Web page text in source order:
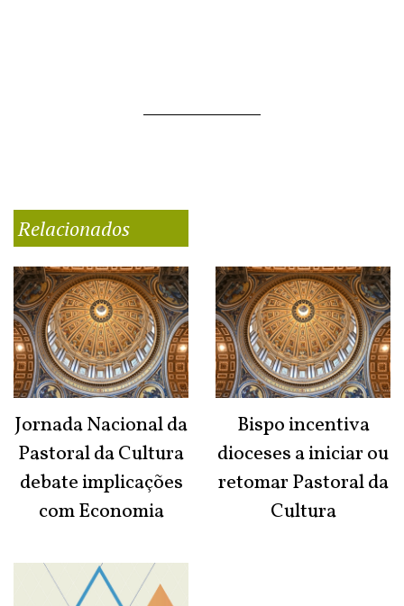
Relacionados
Jornada Nacional da
Pastoral da Cultura
debate implicações
com Economia
Bispo incentiva
dioceses a iniciar ou
retomar Pastoral da
Cultura